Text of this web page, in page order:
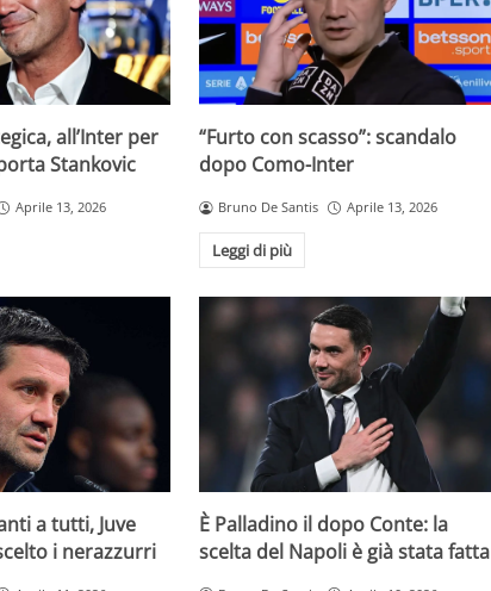
all’Inter per
Stankovic
Aprile 13, 2026
“Furto con scasso”: scandalo
dopo Como-Inter
Bruno De Santis Aprile 13, 2026
Leggi di più
a tutti, Juve
i nerazzurri
È Palladino il dopo Conte: la
scelta del Napoli è già stata fatta